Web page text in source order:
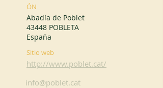
ÓN
Abadía de Poblet
43448 POBLETA
España
Sitio web
http://www.poblet.cat/
info@poblet.cat